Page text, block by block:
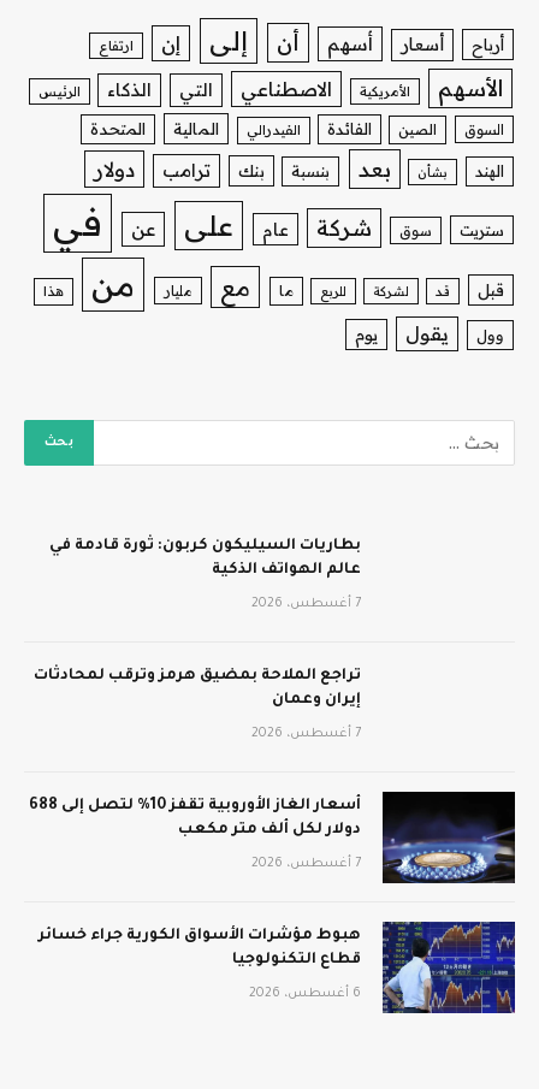
أرباح أسعار أسهم أن إلى إن ارتفاع
الأسهم الأمريكية الاصطناعي التي الذكاء الرئيس
السوق الصين الفائدة الفيدرالي المالية المتحدة
الهند بشأن بعد بنسبة بنك ترامب دولار
ستريت سوق شركة عام على عن في
قبل قد لشركة للربع ما مع مليار من هذا
وول يقول يوم
بطاريات السيليكون كربون: ثورة قادمة في
عالم الهواتف الذكية
7 أغسطس، 2026
تراجع الملاحة بمضيق هرمز وترقب لمحادثات
إيران وعمان
7 أغسطس، 2026
أسعار الغاز الأوروبية تقفز 10% لتصل إلى 688
دولار لكل ألف متر مكعب
7 أغسطس، 2026
هبوط مؤشرات الأسواق الكورية جراء خسائر
قطاع التكنولوجيا
6 أغسطس، 2026